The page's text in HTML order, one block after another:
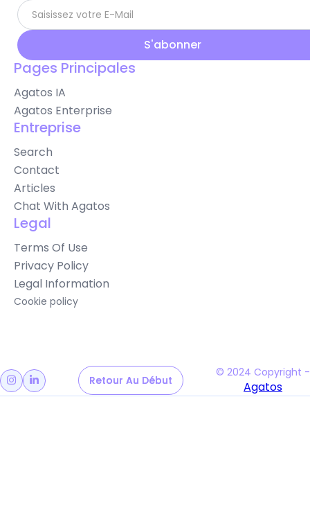
Pages Principales
Agatos IA
Agatos Enterprise
Entreprise
Search
Contact
Articles
Chat With Agatos
Legal
Terms Of Use
Privacy Policy
Legal Information
Cookie policy
© 2024 Copyright -
Agatos
  Retour Au Début
Retour Au Début